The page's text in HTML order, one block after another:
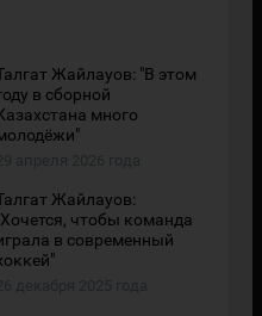
Жайлауов: "В этом
в сборной
много
Жайлауов:
чтобы команда
в современный